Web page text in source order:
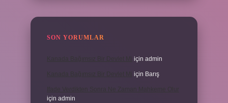
SON YORUMLAR
için admin
için Barış
için admin